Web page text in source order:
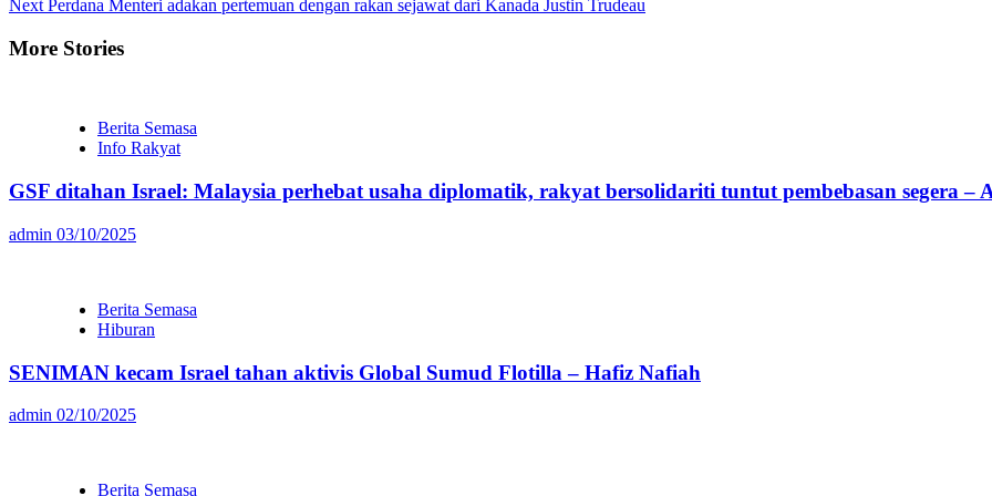
Reading
Next Perdana Menteri adakan pertemuan dengan rakan sejawat dari Kanada Justin Trudeau
More Stories
Berita Semasa
Info Rakyat
GSF ditahan Israel: Malaysia perhebat usaha diplomatik, rakyat bersolidariti tuntut pembebasan segera –
admin 03/10/2025
Berita Semasa
Hiburan
SENIMAN kecam Israel tahan aktivis Global Sumud Flotilla – Hafiz Nafiah
admin 02/10/2025
Berita Semasa